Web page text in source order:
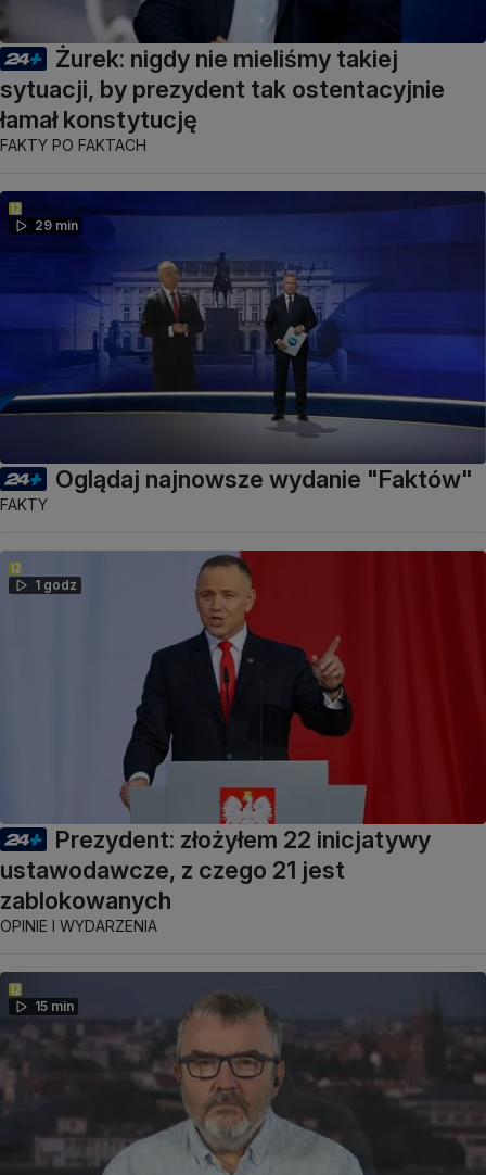
Żurek: nigdy nie mieliśmy takiej
sytuacji, by prezydent tak ostentacyjnie
łamał konstytucję
FAKTY PO FAKTACH
29 min
Oglądaj najnowsze wydanie "Faktów"
FAKTY
1 godz
Prezydent: złożyłem 22 inicjatywy
ustawodawcze, z czego 21 jest
zablokowanych
OPINIE I WYDARZENIA
15 min